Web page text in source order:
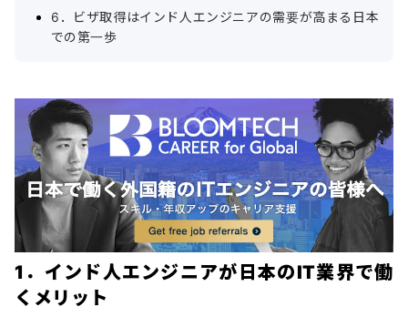
6．ビザ取得はインド人エンジニアの需要が高まる日本
での第一歩
1．インド人エンジニアが日本のIT業界で働
くメリット